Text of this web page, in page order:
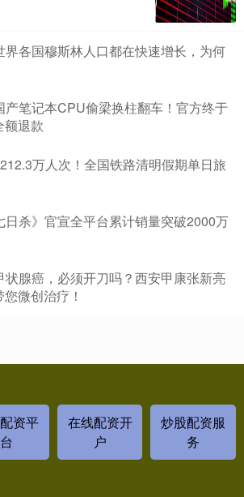
界各国穆斯林人口都在快速增长，为何
产笔记本CPU偷梁换柱翻车！官方终于
额退款
万人次！全国铁路清明假期单日旅
日杀》官宣全平台累计销量突破2000万
状腺癌，必须开刀吗？西安甲康张新亮
微创治疗！
资平
台
在线配资开
户
炒股配资服
务